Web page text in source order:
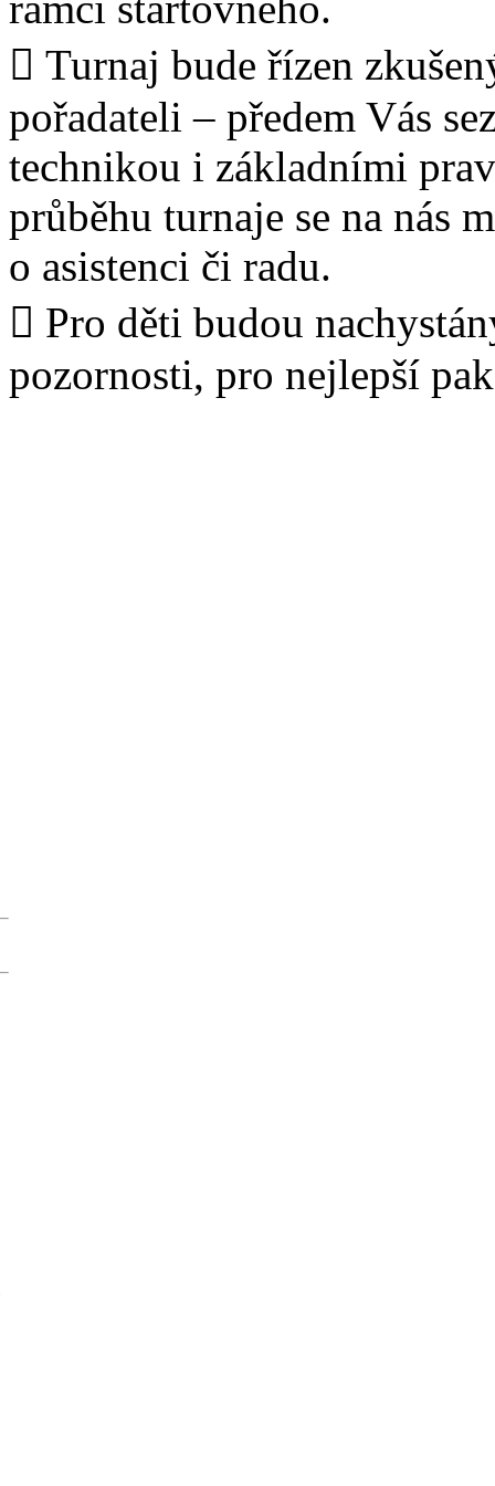
 Turnaj bude řízen
pořadateli – předem Vás
technikou i základními
průběhu turnaje se na nás
o asistenci či radu.
 Pro děti budou
pozornosti, pro nejlepší